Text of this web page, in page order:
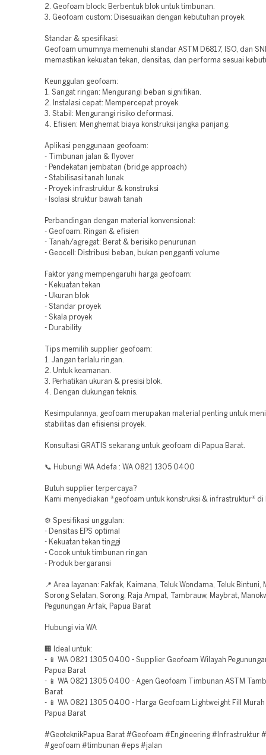
2. Geofoam block: Berbentuk blok untuk timbunan.
3. Geofoam custom: Disesuaikan dengan kebutuhan proyek.
Standar & spesifikasi:
Geofoam umumnya memenuhi standar ASTM D6817, ISO, dan
memastikan kekuatan tekan, densitas, dan performa sesuai
Keunggulan geofoam:
1. Sangat ringan: Mengurangi beban signifikan.
2. Instalasi cepat: Mempercepat proyek.
3. Stabil: Mengurangi risiko deformasi.
4. Efisien: Menghemat biaya konstruksi jangka panjang.
Aplikasi penggunaan geofoam:
- Timbunan jalan & flyover
- Pendekatan jembatan (bridge approach)
- Stabilisasi tanah lunak
- Proyek infrastruktur & konstruksi
- Isolasi struktur bawah tanah
Perbandingan dengan material konvensional:
- Geofoam: Ringan & efisien
- Tanah/agregat: Berat & berisiko penurunan
- Geocell: Distribusi beban, bukan pengganti volume
Faktor yang mempengaruhi harga geofoam:
- Kekuatan tekan
- Ukuran blok
- Standar proyek
- Skala proyek
- Durability
Tips memilih supplier geofoam:
1. Jangan terlalu ringan.
2. Untuk keamanan.
3. Perhatikan ukuran & presisi blok.
4. Dengan dukungan teknis.
Kesimpulannya, geofoam merupakan material penting untuk
stabilitas dan efisiensi proyek.
Konsultasi GRATIS sekarang untuk geofoam di Papua Barat.
📞 Hubungi WA Adefa : WA 0821 1305 0400
Butuh supplier terpercaya?
Kami menyediakan *geofoam untuk konstruksi & infrastruktur* di
⚙️ Spesifikasi unggulan:
- Densitas EPS optimal
- Kekuatan tekan tinggi
- Cocok untuk timbunan ringan
- Produk bergaransi
📍 Area layanan: Fakfak, Kaimana, Teluk Wondama, Teluk Bintuni,
Sorong Selatan, Sorong, Raja Ampat, Tambrauw, Maybrat,
Pegunungan Arfak, Papua Barat
Hubungi via WA
🏢 Ideal untuk:
- 📱 WA 0821 1305 0400 - Supplier Geofoam Wilayah
Papua Barat
- 📱 WA 0821 1305 0400 - Agen Geofoam Timbunan ASTM
Barat
- 📱 WA 0821 1305 0400 - Harga Geofoam Lightweight Fill Murah
Papua Barat
#GeoteknikPapua Barat #Geofoam #Engineering #Infrastruktur
#geofoam #timbunan #eps #jalan